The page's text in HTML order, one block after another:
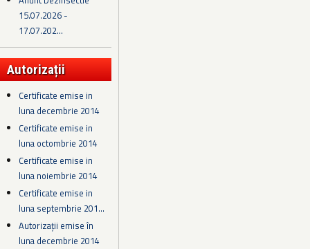
15.07.2026 -
17.07.202...
Autorizații
Certificate emise in
luna decembrie 2014
Certificate emise in
luna octombrie 2014
Certificate emise in
luna noiembrie 2014
Certificate emise in
luna septembrie 201...
Autorizații emise în
luna decembrie 2014